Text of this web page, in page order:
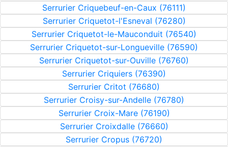
Serrurier Criquebeuf-en-Caux (76111)
Serrurier Criquetot-l'Esneval (76280)
Serrurier Criquetot-le-Mauconduit (76540)
Serrurier Criquetot-sur-Longueville (76590)
Serrurier Criquetot-sur-Ouville (76760)
Serrurier Criquiers (76390)
Serrurier Critot (76680)
Serrurier Croisy-sur-Andelle (76780)
Serrurier Croix-Mare (76190)
Serrurier Croixdalle (76660)
Serrurier Cropus (76720)